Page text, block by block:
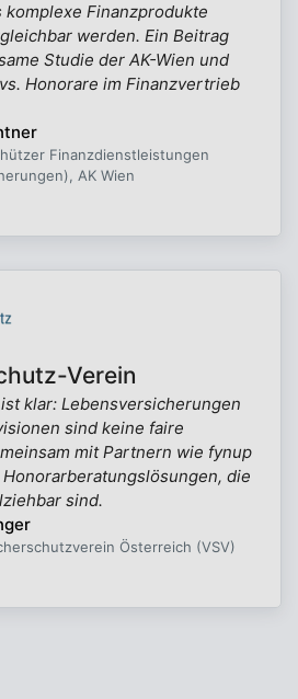
komplexe Finanzprodukte
werden. Ein Beitrag
Studie der AK-Wien und
Honorare im Finanzvertrieb
Finanzdienstleistungen
AK Wien
Verein
klar: Lebensversicherungen
sind keine faire
mit Partnern wie fynup
die
sind.
Österreich (VSV)